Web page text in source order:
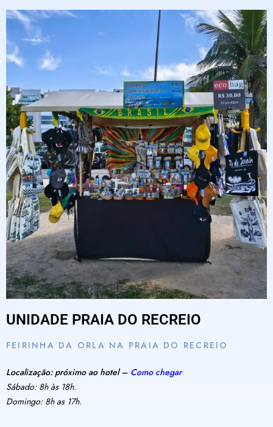
UNIDADE PRAIA DO RECREIO
FEIRINHA DA ORLA NA PRAIA DO RECREIO
Localização: próximo ao hotel – Como chegar
Sábado: 8h às 18h.
Domingo: 8h as 17h.